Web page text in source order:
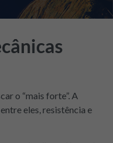
o “mais forte”. A
eles, resistência e